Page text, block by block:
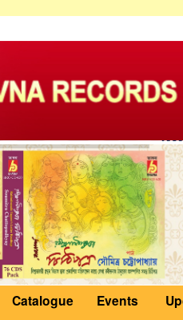
Catalogue Events